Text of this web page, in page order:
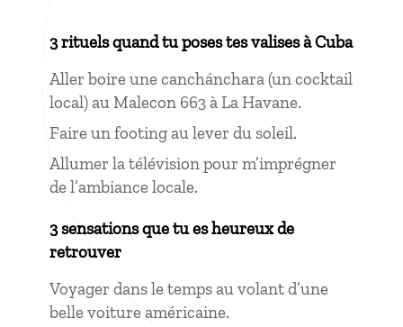
3 rituels quand tu poses tes valises à Cuba
Aller boire une canchánchara (un cocktail
local) au Malecon 663 à La Havane.
Faire un footing au lever du soleil.
Allumer la télévision pour m’imprégner
de l’ambiance locale.
3 sensations que tu es heureux de
retrouver
Voyager dans le temps au volant d’une
belle voiture américaine.